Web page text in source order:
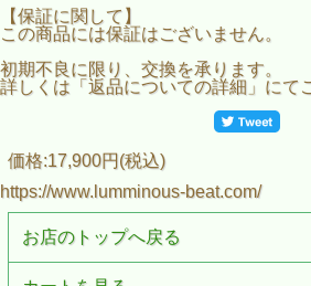
【保証に関して】
この商品には保証はございません。
初期不良に限り、交換を承ります。
詳しくは「返品についての詳細」にて
価格:17,900円(税込)
https://www.lumminous-beat.com/
お店のトップへ戻る